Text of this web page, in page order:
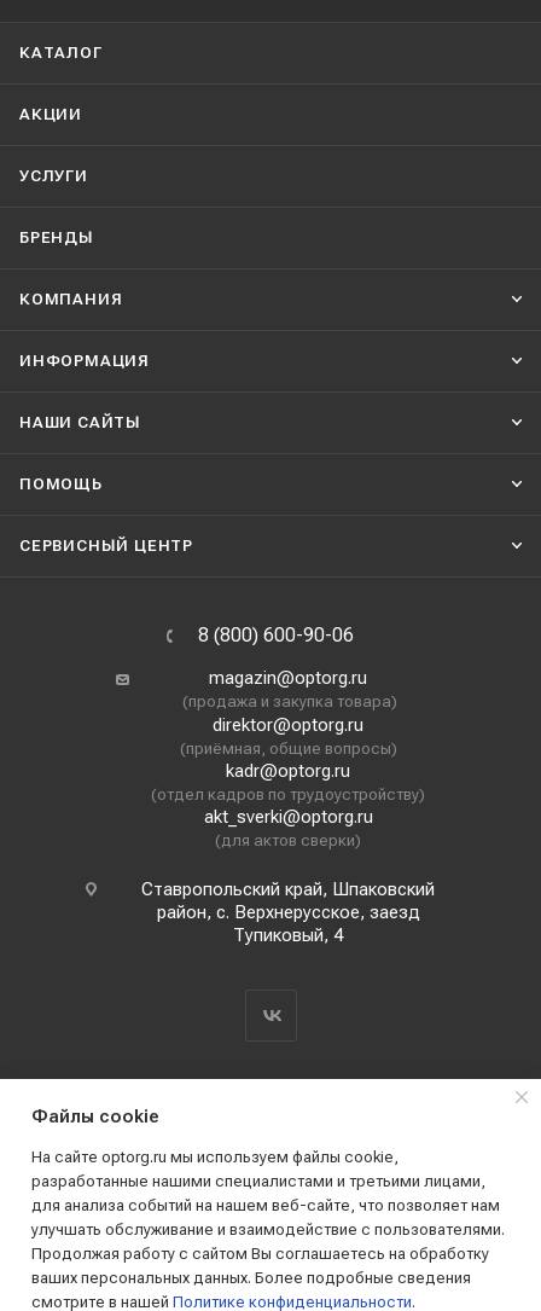
КАТАЛОГ
АКЦИИ
УСЛУГИ
БРЕНДЫ
КОМПАНИЯ
ИНФОРМАЦИЯ
НАШИ CАЙТЫ
ПОМОЩЬ
СЕРВИСНЫЙ ЦЕНТР
8 (800) 600-90-06
magazin@optorg.ru
(продажа и закупка товара)
direktor@optorg.ru
(приёмная, общие вопросы)
kadr@optorg.ru
(отдел кадров по трудоустройству)
akt_sverki@optorg.ru
(для актов сверки)
Ставропольский край, Шпаковский
район, с. Верхнерусское, заезд
Тупиковый, 4
2019 - 2026 © АО КПК "Ставропольстройопторг"
Все права защищены
Файлы cookie
На сайте optorg.ru мы используем файлы cookie,
разработанные нашими специалистами и третьими лицами,
для анализа событий на нашем веб-сайте, что позволяет нам
улучшать обслуживание и взаимодействие с пользователями.
Продолжая работу с сайтом Вы соглашаетесь на обработку
ваших персональных данных. Более подробные сведения
смотрите в нашей Политике конфиденциальности.